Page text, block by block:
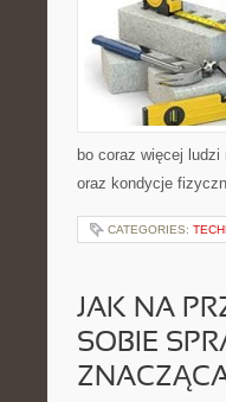
bo coraz więcej
oraz kondycje
CATEGORIES:
JAK NA
SOBIE